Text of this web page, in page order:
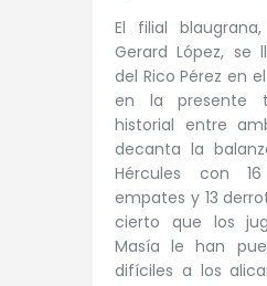
El filial
Gerard López, se
del Rico Pérez en
en la presente
historial entre
decanta la
Hércules con
empates y 13
cierto que los
Masía le han
difíciles a los